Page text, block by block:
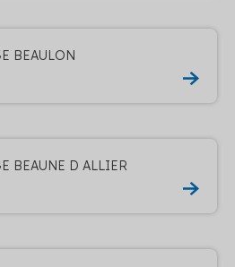
BEAULON
BEAUNE D ALLIER